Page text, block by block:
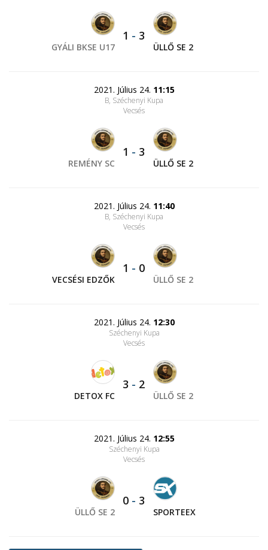
GYÁLI BKSE U17
1 - 3
ÜLLŐ SE 2
2021. Július 24. 11:15
B, Széchenyi Kupa
Vecsés
REMÉNY SC
1 - 3
ÜLLŐ SE 2
2021. Július 24. 11:40
B, Széchenyi Kupa
Vecsés
VECSÉSI EDZŐK
1 - 0
ÜLLŐ SE 2
2021. Július 24. 12:30
Széchenyi Kupa
Vecsés
DETOX FC
3 - 2
ÜLLŐ SE 2
2021. Július 24. 12:55
Széchenyi Kupa
Vecsés
ÜLLŐ SE 2
0 - 3
SPORTEEX